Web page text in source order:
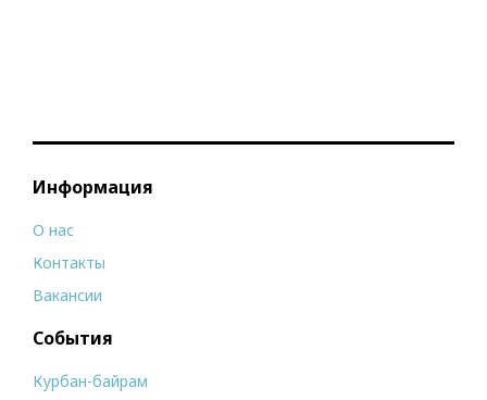
Информация
О нас
Контакты
Вакансии
События
Курбан-байрам